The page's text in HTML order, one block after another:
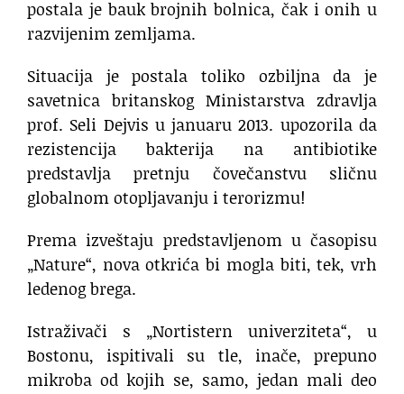
postala je bauk brojnih bolnica, čak i onih u
razvijenim zemljama.
Situacija je postala toliko ozbiljna da je
savetnica britanskog Ministarstva zdravlja
prof. Seli Dejvis u januaru 2013. upozorila da
rezistencija bakterija na antibiotike
predstavlja pretnju čovečanstvu sličnu
globalnom otopljavanju i terorizmu!
Prema izveštaju predstavljenom u časopisu
„Nature“, nova otkrića bi mogla biti, tek, vrh
ledenog brega.
Istraživači s „Nortistern univerziteta“, u
Bostonu, ispitivali su tle, inače, prepuno
mikroba od kojih se, samo, jedan mali deo